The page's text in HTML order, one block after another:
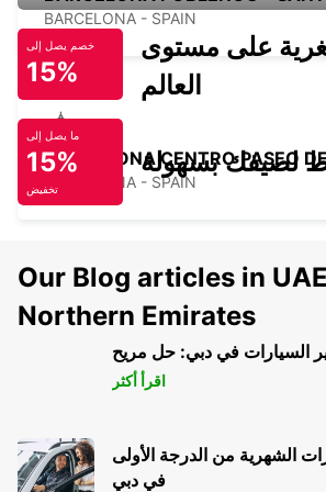
BARCELONA - SPAIN
BARCELONA CENTRO PASEO
BARCELONA - SPAIN
PERPIGNAN AIRPORT
PERPIGNAN - FRANCE
خصم يصل إلى
15%
على مستوى
العالم
ما يصل إلى
15%
تخفيض
لصيفك بسهولة
Our Blog articles in
Northern Emirates
السيارات في دبي: حل مريح
اقرأ أكثر
الشهرية من الدرجة الأولى
في دبي